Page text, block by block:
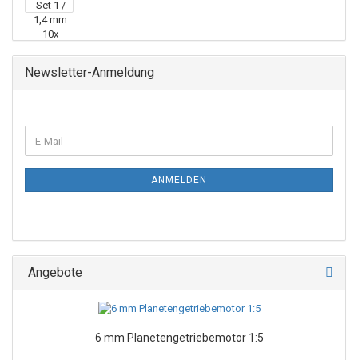
Newsletter-Anmeldung
ANMELDEN
Angebote
6 mm Planetengetriebemotor 1:5